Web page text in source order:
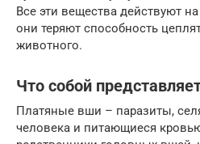
Все эти вещества действуют
они теряют способность
животного.
Что собой
Платяные вши – паразиты,
человека и питающиеся